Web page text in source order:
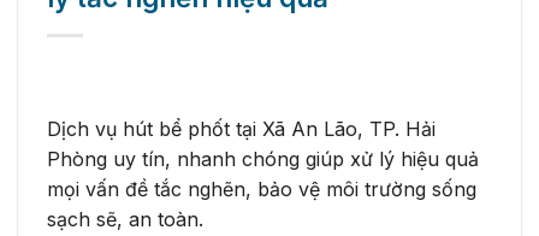
Dịch vụ hút bể phốt tại Xã An Lão, TP. Hải
Phòng uy tín, nhanh chóng giúp xử lý hiệu quả
mọi vấn đề tắc nghẽn, bảo vệ môi trường sống
sạch sẽ, an toàn.